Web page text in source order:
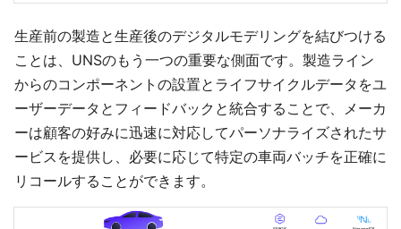
生産前の製造と生産後のデジタルモデリングを結びつける
ことは、UNSのもう一つの重要な側面です。製造ライン
からのコンポーネントの設置とライフサイクルデータをユ
ーザーデータとフィードバックと統合することで、メーカ
ーは顧客の好みに迅速に対応してパーソナライズされたサ
ービスを提供し、必要に応じて特定の車両バッチを正確に
リコールすることができます。